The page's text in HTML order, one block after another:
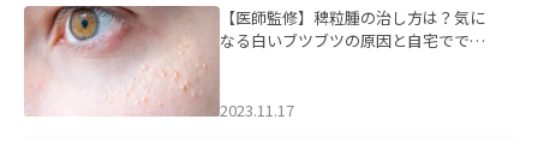
【医師監修】稗粒腫の治し方は？気に
なる白いブツブツの原因と自宅ででき
2023.11.17